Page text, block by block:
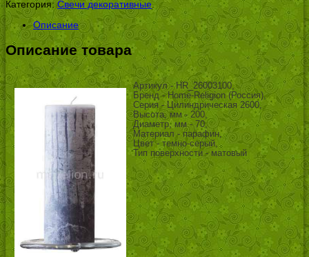
Категория:Свечи декоративные.
Описание
Описание товара
Артикул - HR_26003100,
Бренд - Home-Religion (Россия),
Серия - Цилиндрическая 2600,
Высота, мм - 200,
Диаметр, мм - 70,
Материал - парафин,
Цвет - темно-серый,
Тип поверхности - матовый